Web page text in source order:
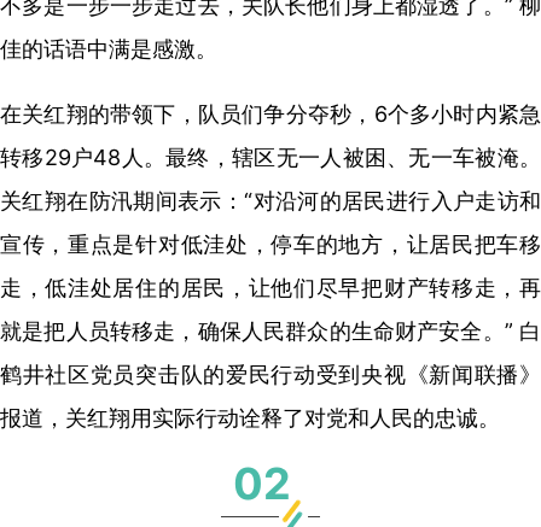
不多是一步一步走过去，关队长他们身上都湿透了。” 柳
佳的话语中满是感激。
在关红翔的带领下，队员们争分夺秒，6个多小时内紧急
转移29户48人。最终，辖区无一人被困、无一车被淹。
关红翔在防汛期间表示：“对沿河的居民进行入户走访和
宣传，重点是针对低洼处，停车的地方，让居民把车移
走，低洼处居住的居民，让他们尽早把财产转移走，再
就是把人员转移走，确保人民群众的生命财产安全。” 白
鹤井社区党员突击队的爱民行动受到央视《新闻联播》
报道，关红翔用实际行动诠释了对党和人民的忠诚。
02